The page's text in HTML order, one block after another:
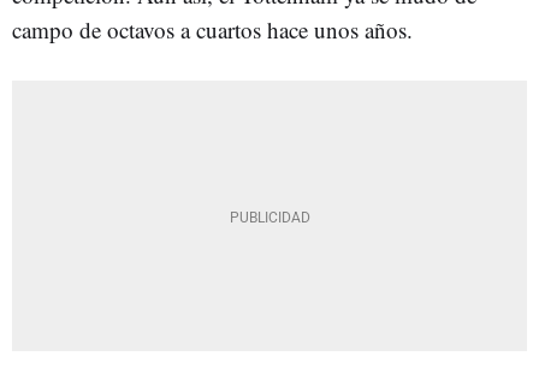
campo de octavos a cuartos hace unos años.